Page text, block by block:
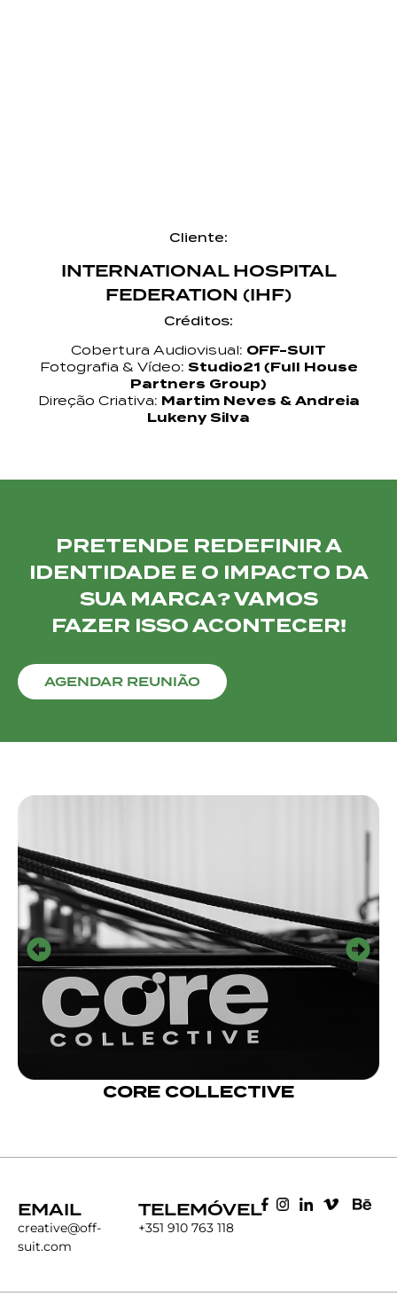
Cliente:
INTERNATIONAL HOSPITAL
FEDERATION (IHF)
Créditos:
Cobertura Audiovisual: OFF-SUIT
Fotografia & Vídeo: Studio21 (Full House
Partners Group)
Direção Criativa: Martim Neves & Andreia
Lukeny Silva
PRETENDE REDEFINIR A
IDENTIDADE E O IMPACTO DA
SUA MARCA? VAMOS
FAZER ISSO ACONTECER!
AGENDAR REUNIÃO
CORE COLLECTIVE
EMAIL
creative@off-
suit.com
TELEMÓVEL
+351 910 763 118